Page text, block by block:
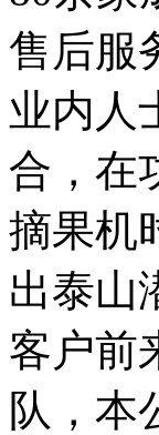
售后服
业内人
合，在
摘果机
出泰山
客户前
队，本